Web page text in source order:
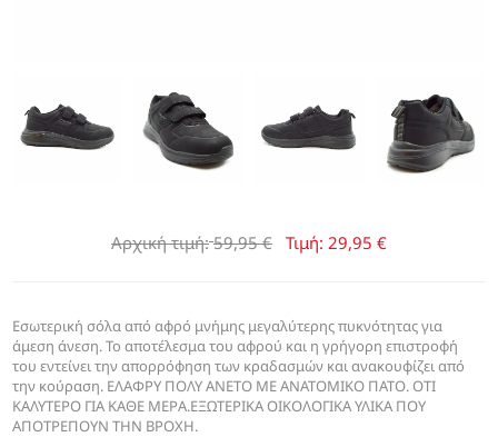
Αρχική τιμή: 59,95 € Τιμή: 29,95 €
Εσωτερική σόλα από αφρό μνήμης μεγαλύτερης πυκνότητας για
άμεση άνεση. Το αποτέλεσμα του αφρού και η γρήγορη επιστροφή
του εντείνει την απορρόφηση των κραδασμών και ανακουφίζει από
την κούραση. ΕΛΑΦΡY ΠΟΛΥ ΑΝΕΤΟ ΜΕ ΑΝΑΤΟΜΙΚΟ ΠΑΤΟ. ΟΤΙ
ΚΑΛΥΤΕΡΟ ΓΙΑ ΚΑΘΕ ΜΕΡΑ.ΕΞΩΤΕΡΙΚΑ ΟΙΚΟΛΟΓΙΚΑ ΥΛΙΚΑ ΠΟΥ
ΑΠΟΤΡΕΠΟΥΝ ΤΗΝ ΒΡΟΧΗ.